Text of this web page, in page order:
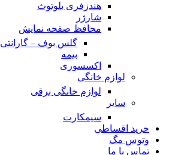
هندزفری بلوتوث
شارژر
محافظ صفحه نمایش
گلس بوف – گارانتی
بیمه
اکسسوری
لوازم خانگی
لوازم خانگی برقی
سایر
سیمکارت
خرید اقساطی
وتوس مگ
تماس با ما